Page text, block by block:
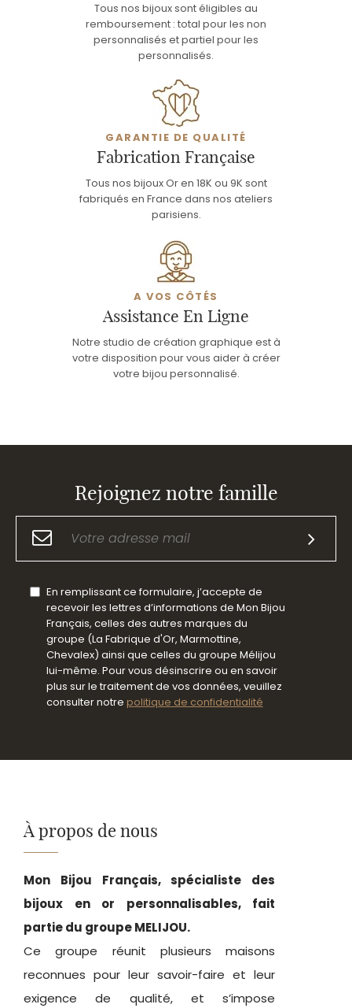
Tous nos bijoux sont éligibles au
remboursement : total pour les non
personnalisés et partiel pour les
personnalisés.
GARANTIE DE QUALITÉ
Fabrication Française
Tous nos bijoux Or en 18K ou 9K sont
fabriqués en France dans nos ateliers
parisiens.
A VOS CÔTÉS
Assistance En Ligne
Notre studio de création graphique est à
votre disposition pour vous aider à créer
votre bijou personnalisé.
Rejoignez notre famille
En remplissant ce formulaire, j’accepte de
recevoir les lettres d’informations de Mon Bijou
Français, celles des autres marques du
groupe (La Fabrique d'Or, Marmottine,
Chevalex) ainsi que celles du groupe Mélijou
lui-même. Pour vous désinscrire ou en savoir
plus sur le traitement de vos données, veuillez
consulter notre politique de confidentialité
À propos de nous
Mon Bijou Français, spécialiste des
bijoux en or personnalisables, fait
partie du groupe MELIJOU.
Ce groupe réunit plusieurs maisons
reconnues pour leur savoir-faire et leur
exigence de qualité, et s’impose